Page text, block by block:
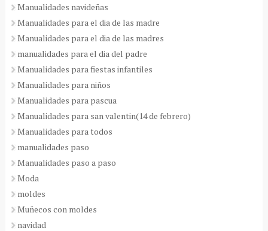
Manualidades navideñas
Manualidades para el dia de las madre
Manualidades para el dia de las madres
manualidades para el dia del padre
Manualidades para fiestas infantiles
Manualidades para niños
Manualidades para pascua
Manualidades para san valentin(14 de febrero)
Manualidades para todos
manualidades paso
Manualidades paso a paso
Moda
moldes
Muñecos con moldes
navidad